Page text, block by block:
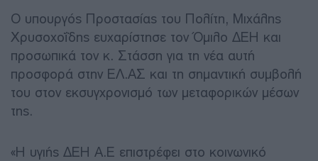
Ο υπουργός Προστασίας του Πολίτη, Μιχάλης
Χρυσοχοΐδης ευχαρίστησε τον Όμιλο ΔΕΗ και
προσωπικά τον κ. Στάσση για τη νέα αυτή
προσφορά στην ΕΛ.ΑΣ και τη σημαντική συμβολή
του στον εκσυγχρονισμό των μεταφορικών μέσων
της.
«Η υγιής ΔΕΗ A.E επιστρέφει στο κοινωνικό